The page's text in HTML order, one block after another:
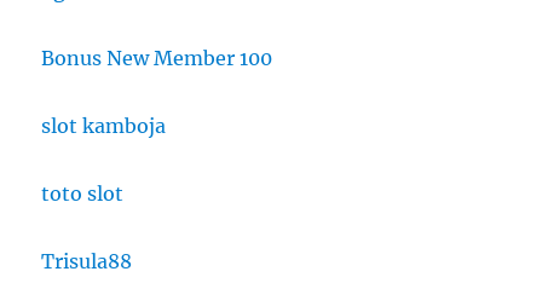
Bonus New Member 100
slot kamboja
toto slot
Trisula88